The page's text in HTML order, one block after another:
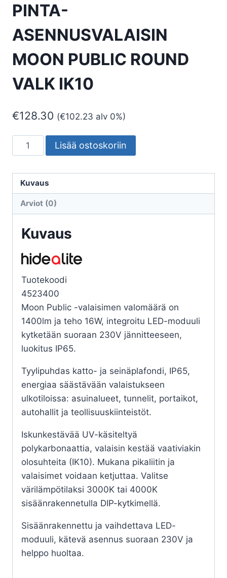
PINTA-
ASENNUSVALAISIN
MOON PUBLIC ROUND
VALK IK10
€128.30 (€102.23 alv 0%)
PINTA-
ASENNUSVALAISIN
PUBLIC
ROUND
määrä
Lisää ostoskoriin
Kuvaus
Arviot (0)
Kuvaus
Tuotekoodi
4523400
Moon Public -valaisimen valomäärä on
1400lm ja teho 16W, integroitu LED-moduuli
kytketään suoraan 230V jännitteeseen,
luokitus IP65.
Tyylipuhdas katto- ja seinäplafondi, IP65,
energiaa säästävään valaistukseen
ulkotiloissa: asuinalueet, tunnelit, portaikot,
autohallit ja teollisuuskiinteistöt.
Iskunkestävää UV-käsiteltyä
polykarbonaattia, valaisin kestää vaativiakin
olosuhteita (IK10). Mukana pikaliitin ja
valaisimet voidaan ketjuttaa. Valitse
värilämpötilaksi 3000K tai 4000K
sisäänrakennetulla DIP-kytkimellä.
Sisäänrakennettu ja vaihdettava LED-
moduuli, kätevä asennus suoraan 230V ja
helppo huoltaa.